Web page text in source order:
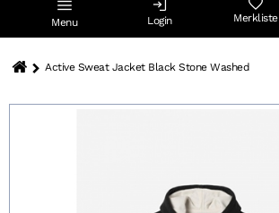
Menu Login Merkliste
Active Sweat Jacket Black Stone Washed